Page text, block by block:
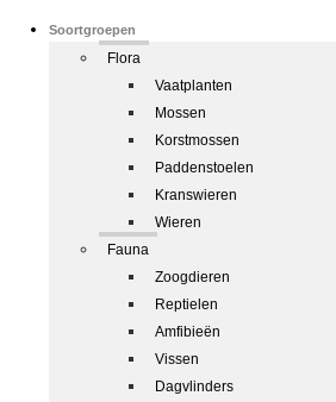
Soortgroepen
Flora
Vaatplanten
Mossen
Korstmossen
Paddenstoelen
Kranswieren
Wieren
Fauna
Zoogdieren
Reptielen
Amfibieën
Vissen
Dagvlinders